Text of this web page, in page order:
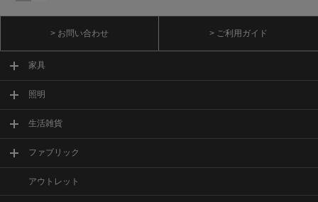
> お問い合わせ > ご利用ガイド
家具
照明
生活雑貨
ファブリック
アウトレット